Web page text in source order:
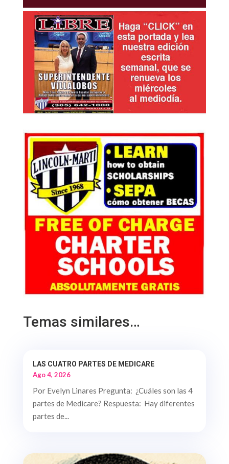
Temas similares…
LAS CUATRO PARTES DE MEDICARE
Ago 4, 2026
Por Evelyn Linares Pregunta: ¿Cuáles son las 4
partes de Medicare? Respuesta: Hay diferentes
partes de...